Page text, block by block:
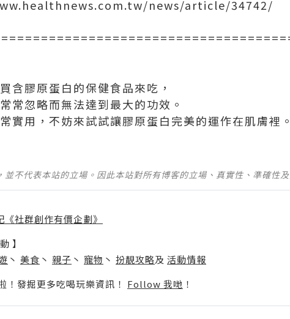
news/article/34742/
含膠原蛋白的保健食品來吃，
常忽略而無法達到最大的功效。
實用，不妨來試試讓膠原蛋白完美的運作在肌膚裡
並不代表本站的立場。因此本站對所有博客的立場、真實性、準確性
《社群創作有價企劃》
】
丶 美食 丶 親子 丶 寵物 丶 扮靚攻略及 活動情報
發掘更多吃喝玩樂資訊！ Follow 我哋 ！